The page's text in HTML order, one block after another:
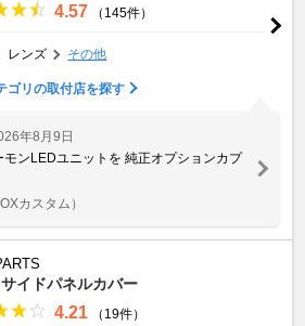
4.57 （145件）
レンズ その他
ゴリの取付店を探す
年8月9日
ンLEDユニットを 純正オプションカプ
カスタム）
イドパネルカバー
4.21 （19件）